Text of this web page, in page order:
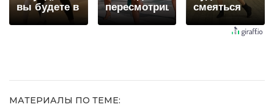
вы будете в
шоке от
пересмотришь
не раз
смеяться
МАТЕРИАЛЫ ПО ТЕМЕ: